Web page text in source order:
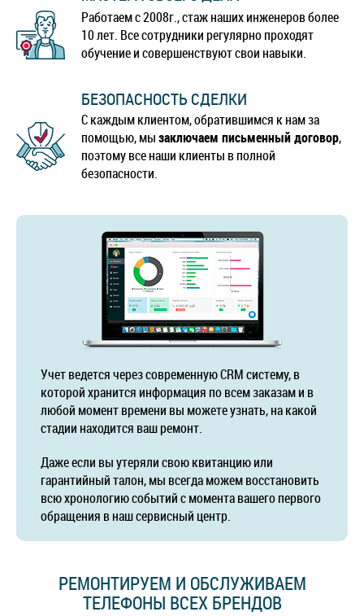
Работаем с 2008г., стаж наших инженеров более
10 лет. Все сотрудники регулярно проходят
обучение и совершенствуют свои навыки.
БЕЗОПАСНОСТЬ СДЕЛКИ
С каждым клиентом, обратившимся к нам за
помощью, мызаключаем письменный договор,
поэтому все наши клиенты в полной
безопасности.
Учет ведется через современную CRM систему, в
которой хранится информация по всем заказам и в
любой момент времени вы можете узнать, на какой
стадии находится ваш ремонт.
Даже если вы утеряли свою квитанцию или
гарантийный талон, мы всегда можем восстановить
всю хронологию событий с момента вашего первого
обращения в наш сервисный центр.
РЕМОНТИРУЕМ И ОБСЛУЖИВАЕМ
ТЕЛЕФОНЫ ВСЕХ БРЕНДОВ